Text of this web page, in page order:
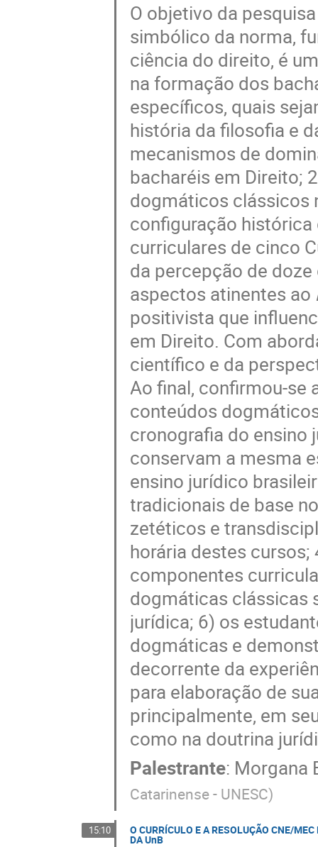
O objetivo da
simbólico da norma,
ciência do direito, é
na formação dos
específicos, quais
história da filosofia e
mecanismos de
bacharéis em Direito;
dogmáticos clássicos
configuração
curriculares de cinco
da percepção de
aspectos atinentes ao
positivista que
em Direito. Com
científico e da
Ao final, confirmou-se
conteúdos
cronografia do ensino
conservam a mesma
ensino jurídico
tradicionais de base
zetéticos e
horária destes
componentes
dogmáticas clássicas
jurídica; 6) os
dogmáticas e
decorrente da
para elaboração de
principalmente, em
como na doutrina
Palestrante: Morgana
Catarinense - UNESC)
15:10 O CURRÍCULO E A RESOLUÇÃO CNE/
DA UnB